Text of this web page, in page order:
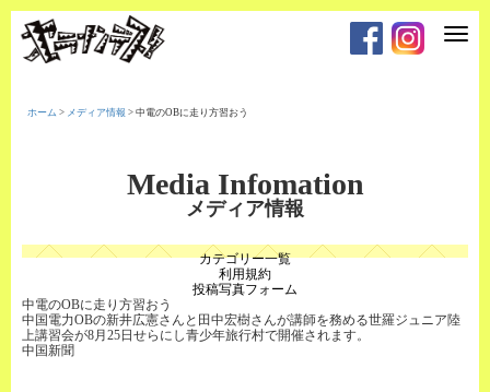
T
o
n
ホーム > メディア情報 > 中電のOBに走り方習おう
Media Infomation
メディア情報
カテゴリー一覧
利用規約
投稿写真フォーム
中電のOBに走り方習おう
中国電力OBの新井広憲さんと田中宏樹さんが講師を務める世羅ジュニア陸
上講習会が8月25日せらにし青少年旅行村で開催されます。
中国新聞